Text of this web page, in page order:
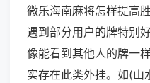
微乐海南麻将怎样提高
遇到部分用户的牌特别
像能看到其他人的牌一
实存在此类外挂。如(山